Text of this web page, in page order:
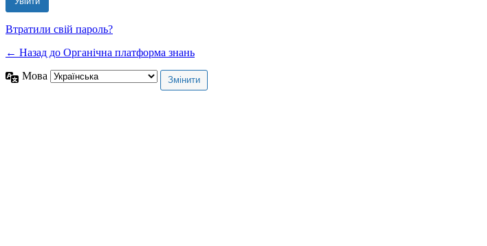
Втратили свій пароль?
← Назад до Органічна платформа знань
Мова